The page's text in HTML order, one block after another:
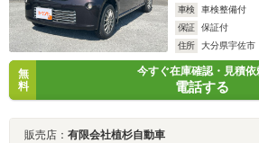
車検
車検整備付
保証
保証付
住所
大分県宇佐市
無
料
今すぐ在庫確認・見積依
電話する
販売店： 有限会社植杉自動車